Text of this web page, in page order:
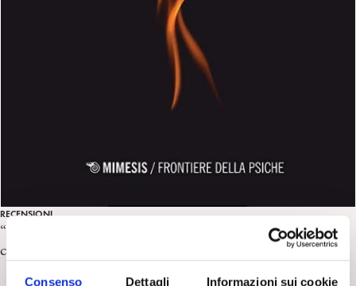
Consenso Dettagli Informazioni sui cookie
RECENSIONI
“Nello spazio del lutto” di L. Ambrosiano. Recensione a
cura di S. Fassone